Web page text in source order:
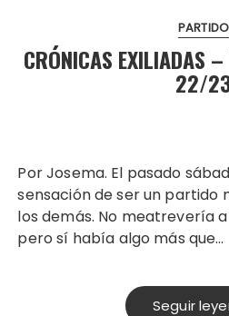
PARTIDO
CRÓNICAS EXILIADAS
22/
Por Josema. El pasado
sensación de ser un partido
los demás. No meatrevería
pero sí había algo más que…
Seguir